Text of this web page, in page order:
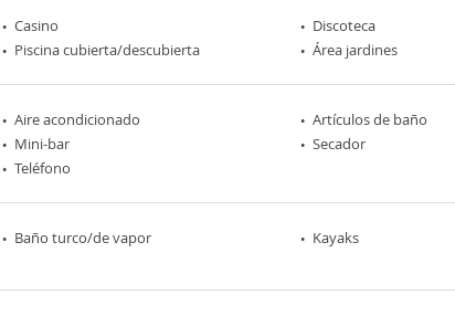
Casino Discoteca
Piscina cubierta/descubierta
Área jardines
Aire acondicionado Artículos de baño
Mini-bar
Secador
Teléfono
Baño turco/de vapor Kayaks